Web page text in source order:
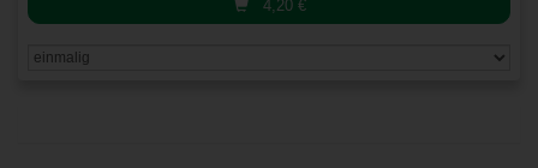
4,20 €